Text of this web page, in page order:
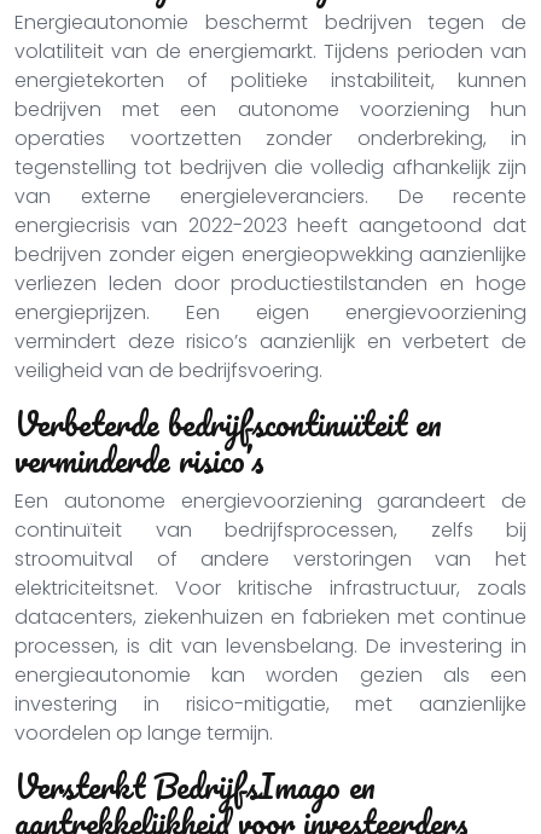
Energieautonomie beschermt bedrijven tegen de
volatiliteit van de energiemarkt. Tijdens perioden van
energietekorten of politieke instabiliteit, kunnen
bedrijven met een autonome voorziening hun
operaties voortzetten zonder onderbreking, in
tegenstelling tot bedrijven die volledig afhankelijk zijn
van externe energieleveranciers. De recente
energiecrisis van 2022-2023 heeft aangetoond dat
bedrijven zonder eigen energieopwekking aanzienlijke
verliezen leden door productiestilstanden en hoge
energieprijzen. Een eigen energievoorziening
vermindert deze risico’s aanzienlijk en verbetert de
veiligheid van de bedrijfsvoering.
Verbeterde bedrijfscontinuïteit en
verminderde risico’s
Een autonome energievoorziening garandeert de
continuïteit van bedrijfsprocessen, zelfs bij
stroomuitval of andere verstoringen van het
elektriciteitsnet. Voor kritische infrastructuur, zoals
datacenters, ziekenhuizen en fabrieken met continue
processen, is dit van levensbelang. De investering in
energieautonomie kan worden gezien als een
investering in risico-mitigatie, met aanzienlijke
voordelen op lange termijn.
Versterkt BedrijfsImago en
aantrekkelijkheid voor investeerders